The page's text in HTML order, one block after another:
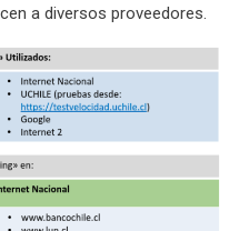
a diversos proveedores.